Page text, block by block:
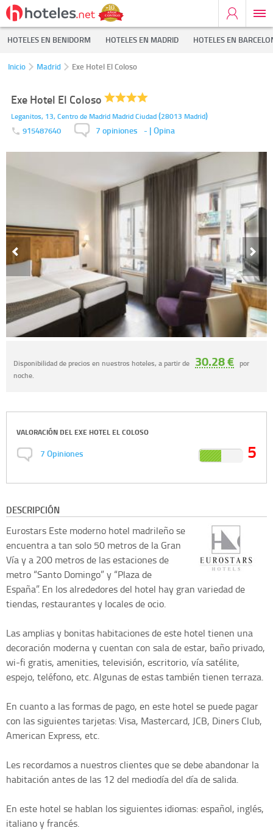
HOTELES EN BENIDORM HOTELES EN MADRID HOTELES EN
Inicio Madrid Exe Hotel El Coloso
Exe Hotel El Coloso
Leganitos, 13, Centro de Madrid Madrid Ciudad(28013 Madrid)
915487640 7 opiniones - | Opina
Disponibilidad de precios en nuestros hoteles, a partir de 30.28 € por
noche.
VALORACIÓN DEL EXE HOTEL EL COLOSO
7Opiniones 5
DESCRIPCIÓN
Eurostars Este moderno hotel madrileño se
encuentra a tan solo 50 metros de la Gran
Vía y a 200 metros de las estaciones de
metro “Santo Domingo” y “Plaza de
España”. En los alrededores del hotel hay gran variedad de
tiendas, restaurantes y locales de ocio.
Las amplias y bonitas habitaciones de este hotel tienen una
decoración moderna y cuentan con sala de estar, baño privado,
wi-fi gratis, amenities, televisión, escritorio, vía satélite,
espejo, teléfono, etc. Algunas de estas también tienen terraza.
En cuanto a las formas de pago, en este hotel se puede pagar
con las siguientes tarjetas: Visa, Mastercard, JCB, Diners Club,
American Express, etc.
Les recordamos a nuestros clientes que se debe abandonar la
habitación antes de las 12 del mediodía del día de salida.
En este hotel se hablan los siguientes idiomas: español, inglés,
italiano y francés.